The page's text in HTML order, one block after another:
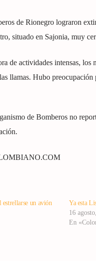
de Rionegro lograron
situado en Sajonia, muy
de actividades intensas,
llamas. Hubo preocupación
de Bomberos no
un avión
Ya esta
16
En